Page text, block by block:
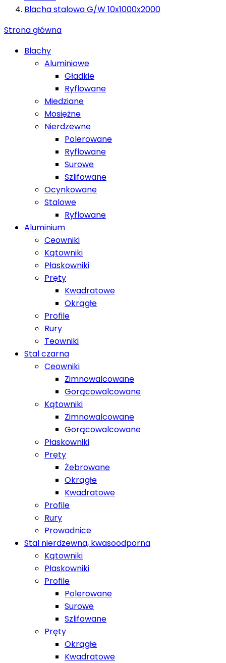
Blacha stalowa G/W 10x1000x2000
Strona główna
Blachy
Aluminiowe
Gładkie
Ryflowane
Miedziane
Mosiężne
Nierdzewne
Polerowane
Ryflowane
Surowe
Szlifowane
Ocynkowane
Stalowe
Ryflowane
Aluminium
Ceowniki
Kątowniki
Płaskowniki
Pręty
Kwadratowe
Okrągłe
Profile
Rury
Teowniki
Stal czarna
Ceowniki
Zimnowalcowane
Gorącowalcowane
Kątowniki
Zimnowalcowane
Gorącowalcowane
Płaskowniki
Pręty
Żebrowane
Okrągłe
Kwadratowe
Profile
Rury
Prowadnice
Stal nierdzewna, kwasoodporna
Kątowniki
Płaskowniki
Profile
Polerowane
Surowe
Szlifowane
Pręty
Okrągłe
Kwadratowe